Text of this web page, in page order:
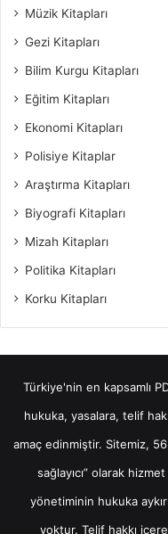
Müzik Kitapları
Gezi Kitapları
Bilim Kurgu Kitapları
Eğitim Kitapları
Ekonomi Kitapları
Polisiye Kitaplar
Araştırma Kitapları
Biyografi Kitapları
Mizah Kitapları
Politika Kitapları
Korku Kitapları
Türkiye'nin en kapsamlı
hukuka, yasalara, telif
amaç edinmiştir. Sitemiz,
sağlayıcı” olarak
yönetiminin hukuka
yoktur. Telif hakkı